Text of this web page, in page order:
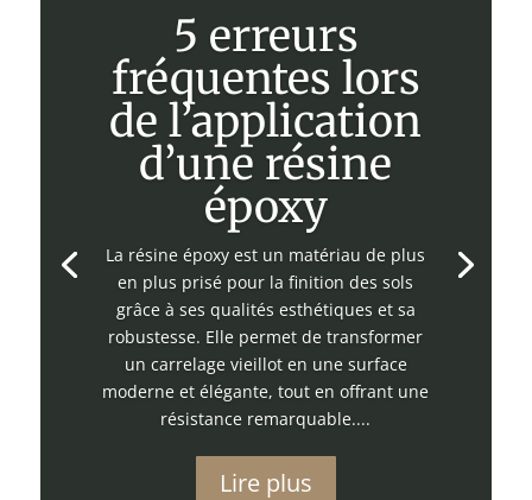
5 erreurs
fréquentes lors
de l’application
d’une résine
époxy
La résine époxy est un matériau de plus
en plus prisé pour la finition des sols
grâce à ses qualités esthétiques et sa
robustesse. Elle permet de transformer
un carrelage vieillot en une surface
moderne et élégante, tout en offrant une
résistance remarquable....
Lire plus